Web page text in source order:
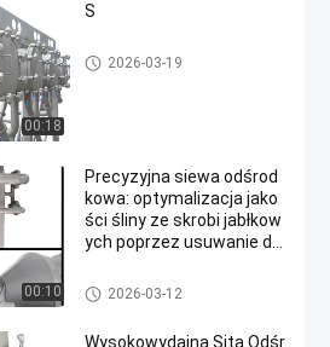
00:18
S
Maszyna do przetwarzania sk
robi z manioku
2026-03-19
00:10
Precyzyjna siewa odśrod
kowa: optymalizacja jako
ści śliny ze skrobi jabłkow
ych poprzez usuwanie dr
uktów ubocznych
Maszyna do przetwarzania sk
robi z manioku
2026-03-12
Wysokowydajna Sita Odśr